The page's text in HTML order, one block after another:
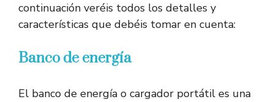
continuación veréis todos los detalles y
características que debéis tomar en cuenta:
Banco de energía
El banco de energía o cargador portátil es una